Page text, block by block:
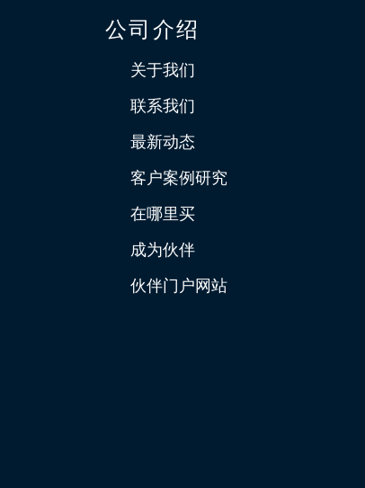
公司介绍
关于我们
联系我们
最新动态
客户案例研究
在哪里买
成为伙伴
伙伴门户网站